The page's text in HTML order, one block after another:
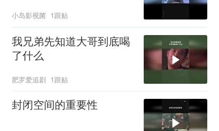
小岛影视菌 1跟贴
我兄弟先知道大哥到底喝
了什么
肥罗爱追剧 1跟贴
封闭空间的重要性